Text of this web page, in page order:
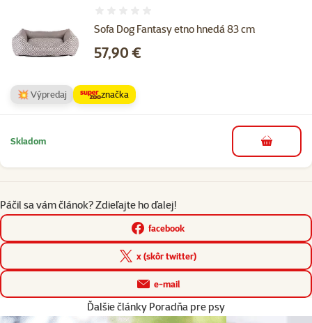
Sofa Dog Fantasy etno hnedá 83 cm
Cena
57,90 €
💥 Výpredaj značka
Skladom do košíka
Páčil sa vám článok? Zdieľajte ho ďalej!
facebook
x (skôr twitter)
e-mail
Ďalšie články Poradňa pre psy